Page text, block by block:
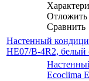
Отложить
Сравнить
Настенный
HE07/B-4R2, белый
Ecoclima